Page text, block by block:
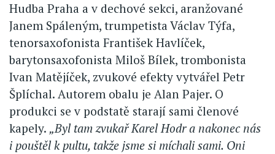
Hudba Praha a v dechové sekci, aranžované
Janem Spáleným, trumpetista Václav Týfa,
tenorsaxofonista František Havlíček,
barytonsaxofonista Miloš Bílek, trombonista
Ivan Matějíček, zvukové efekty vytvářel Petr
Šplíchal. Autorem obalu je Alan Pajer. O
produkci se v podstatě starají sami členové
kapely. „Byl tam zvukař Karel Hodr a nakonec nás
i pouštěl k pultu, takže jsme si míchali sami. Oni